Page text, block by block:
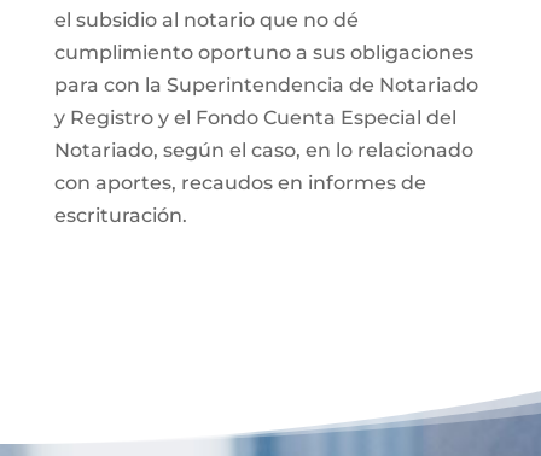
el subsidio al notario que no dé
cumplimiento oportuno a sus obligaciones
para con la Superintendencia de Notariado
y Registro y el Fondo Cuenta Especial del
Notariado, según el caso, en lo relacionado
con aportes, recaudos en informes de
escrituración.